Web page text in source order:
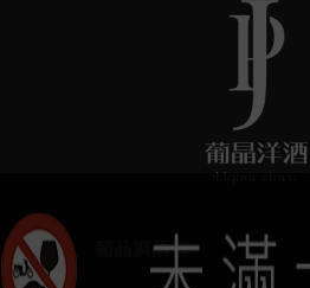
葡晶調酒室